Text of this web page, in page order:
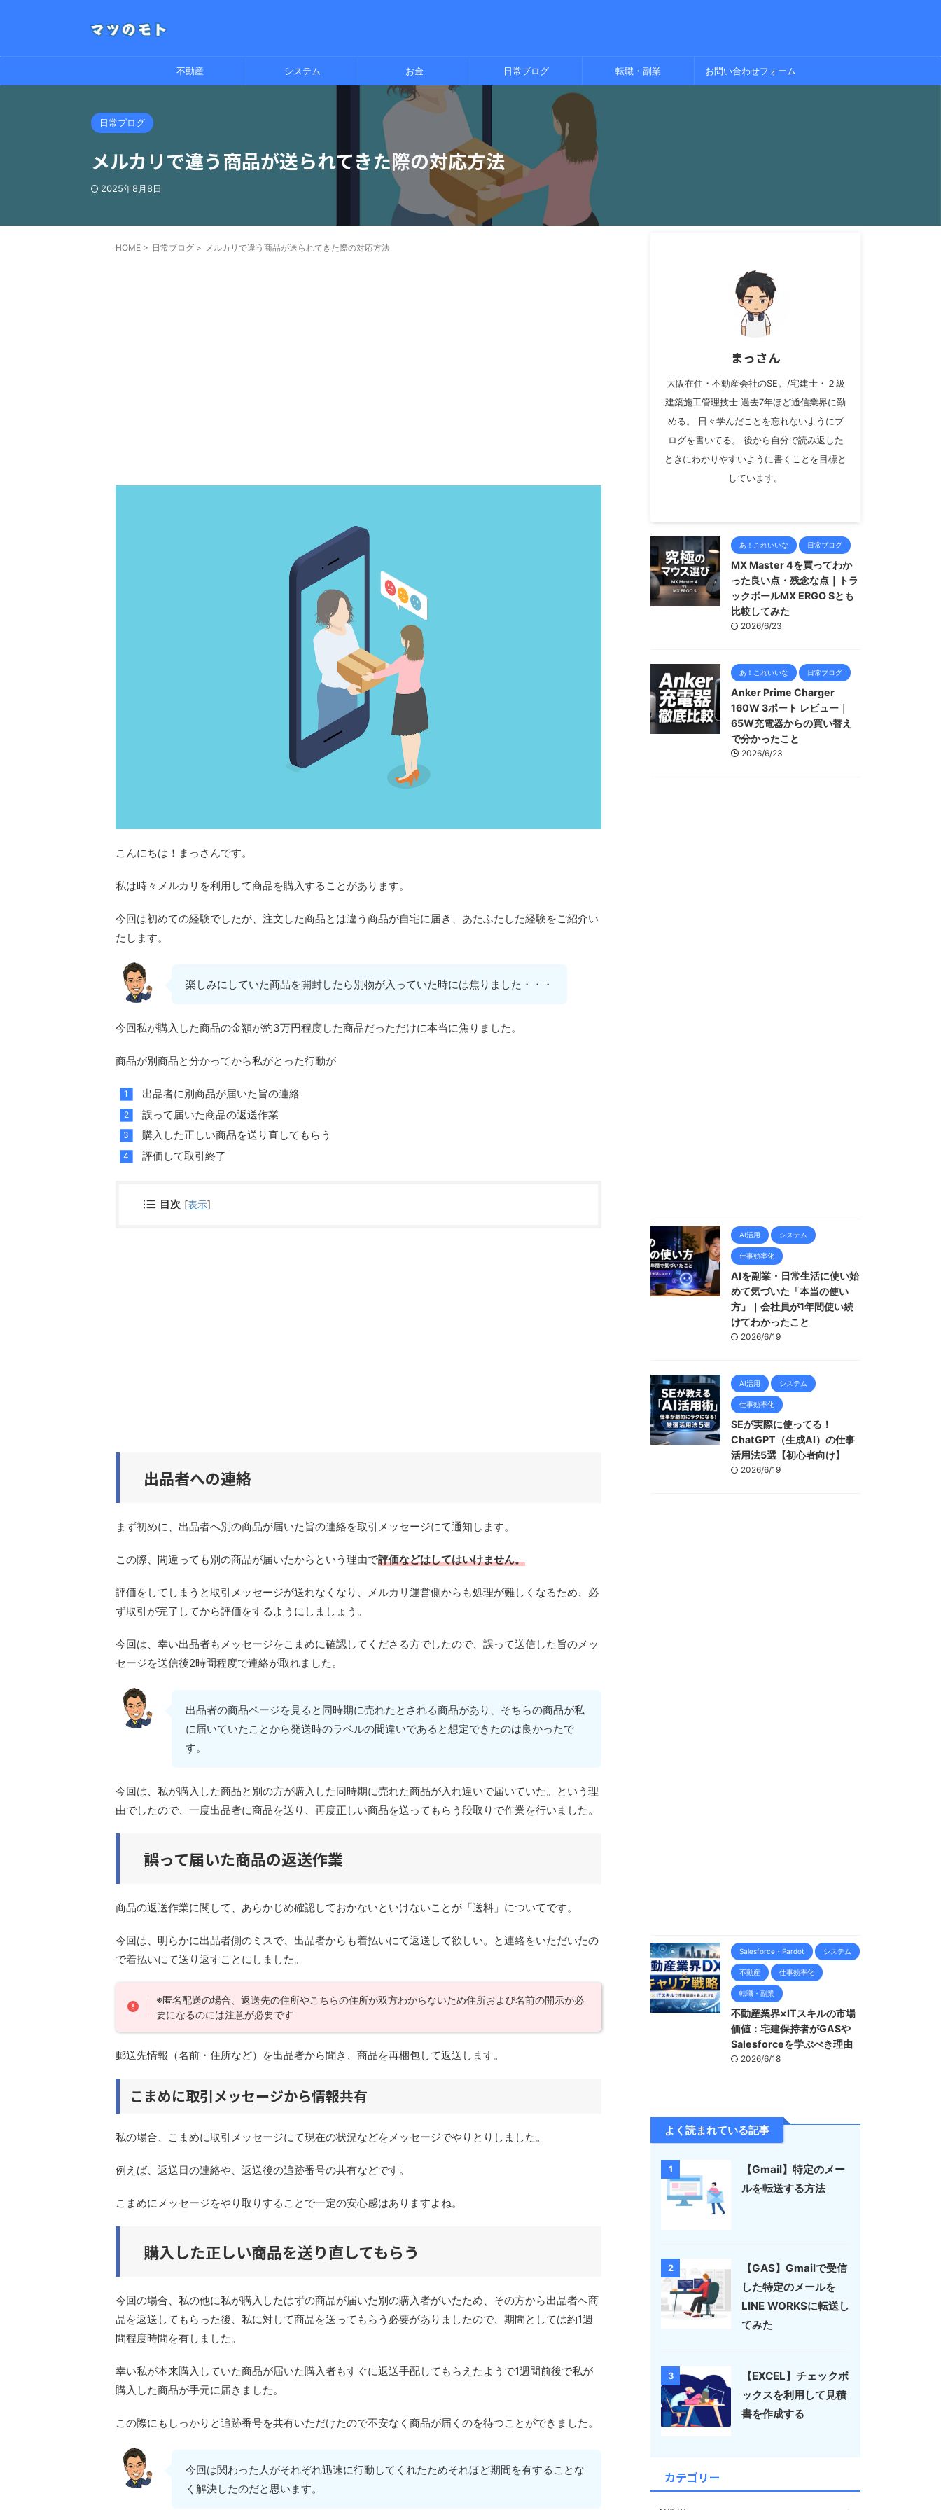
不動産 システム お金 日常ブログ 転職・副業 お問い合わせフォーム
日常ブログ
メルカリで違う商品が送られてきた際の対応方法
2025年8月8日
HOME > 日常ブログ > メルカリで違う商品が送られてきた際の対応方法
こんにちは！まっさんです。
私は時々メルカリを利用して商品を購入することがあります。
今回は初めての経験でしたが、注文した商品とは違う商品が自宅に届き、あたふたした経験をご紹介い
たします。
楽しみにしていた商品を開封したら別物が入っていた時には焦りました・・・
今回私が購入した商品の金額が約3万円程度した商品だっただけに本当に焦りました。
商品が別商品と分かってから私がとった行動が
出品者に別商品が届いた旨の連絡
誤って届いた商品の返送作業
購入した正しい商品を送り直してもらう
評価して取引終了
目次 [表示]
出品者への連絡
まず初めに、出品者へ別の商品が届いた旨の連絡を取引メッセージにて通知します。
この際、間違っても別の商品が届いたからという理由で評価などはしてはいけません。
評価をしてしまうと取引メッセージが送れなくなり、メルカリ運営側からも処理が難しくなるため、必
ず取引が完了してから評価をするようにしましょう。
今回は、幸い出品者もメッセージをこまめに確認してくださる方でしたので、誤って送信した旨のメッ
セージを送信後2時間程度で連絡が取れました。
出品者の商品ページを見ると同時期に売れたとされる商品があり、そちらの商品が私
に届いていたことから発送時のラベルの間違いであると想定できたのは良かったで
す。
今回は、私が購入した商品と別の方が購入した同時期に売れた商品が入れ違いで届いていた。という理
由でしたので、一度出品者に商品を送り、再度正しい商品を送ってもらう段取りで作業を行いました。
誤って届いた商品の返送作業
商品の返送作業に関して、あらかじめ確認しておかないといけないことが「送料」についてです。
今回は、明らかに出品者側のミスで、出品者からも着払いにて返送して欲しい。と連絡をいただいたの
で着払いにて送り返すことにしました。
※匿名配送の場合、返送先の住所やこちらの住所が双方わからないため住所および名前の開示が必
要になるのには注意が必要です
郵送先情報（名前・住所など）を出品者から聞き、商品を再梱包して返送します。
こまめに取引メッセージから情報共有
私の場合、こまめに取引メッセージにて現在の状況などをメッセージでやりとりしました。
例えば、返送日の連絡や、返送後の追跡番号の共有などです。
こまめにメッセージをやり取りすることで一定の安心感はありますよね。
購入した正しい商品を送り直してもらう
今回の場合、私の他に私が購入したはずの商品が届いた別の購入者がいたため、その方から出品者へ商
品を返送してもらった後、私に対して商品を送ってもらう必要がありましたので、期間としては約1週
間程度時間を有しました。
幸い私が本来購入していた商品が届いた購入者もすぐに返送手配してもらえたようで1週間前後で私が
購入した商品が手元に届きました。
この際にもしっかりと追跡番号を共有いただけたので不安なく商品が届くのを待つことができました。
今回は関わった人がそれぞれ迅速に行動してくれたためそれほど期間を有することな
く解決したのだと思います。
まっさん
大阪在住・不動産会社のSE。/宅建士・２級
建築施工管理技士 過去7年ほど通信業界に勤
める。 日々学んだことを忘れないようにブ
ログを書いてる。 後から自分で読み返した
ときにわかりやすいように書くことを目標と
しています。
あ！これいいな 日常ブログ
MX Master 4を買ってわか
った良い点・残念な点｜トラ
ックボールMX ERGO Sとも
比較してみた
2026/6/23
あ！これいいな 日常ブログ
Anker Prime Charger
160W 3ポート レビュー｜
65W充電器からの買い替え
で分かったこと
2026/6/23
AI活用 システム
仕事効率化
AIを副業・日常生活に使い始
めて気づいた「本当の使い
方」｜会社員が1年間使い続
けてわかったこと
2026/6/19
AI活用 システム
仕事効率化
SEが実際に使ってる！
ChatGPT（生成AI）の仕事
活用法5選【初心者向け】
2026/6/19
Salesforce・Pardot システム
不動産 仕事効率化
転職・副業
不動産業界×ITスキルの市場
価値：宅建保持者がGASや
Salesforceを学ぶべき理由
2026/6/18
よく読まれている記事
1
【Gmail】特定のメー
ルを転送する方法
2
【GAS】Gmailで受信
した特定のメールを
LINE WORKSに転送し
てみた
3
【EXCEL】チェックボ
ックスを利用して見積
書を作成する
カテゴリー